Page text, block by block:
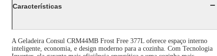
Características
A Geladeira Consul CRM44MB Frost Free 377L oferece espaço interno
inteligente, economia, e design moderno para a cozinha. Com Tecnologia